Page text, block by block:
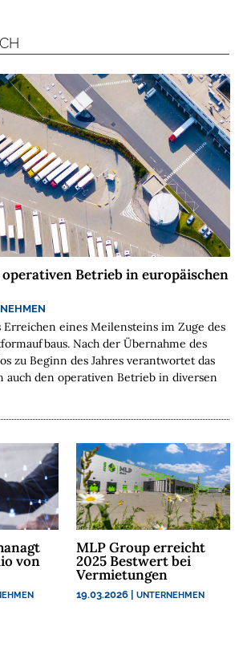
Betrieb in europäischen
Erreichen eines Meilensteins im Zuge des
Nach der Übernahme des
zu Beginn des Jahres verantwortet das
den operativen Betrieb in diversen
von
MLP Group erreicht
2025 Bestwert bei
Vermietungen
19.03.2026 |UNTERNEHMEN